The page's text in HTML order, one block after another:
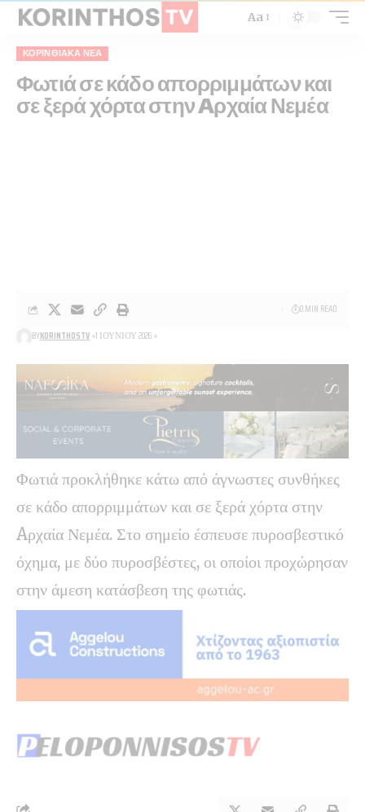
Aa
ΚΟΡΙΝΘΙΑΚΆ ΝΈΑ
Φωτιά σε κάδο απορριμμάτων και
σε ξερά χόρτα στην Aρχαία Νεμέα
BYKORINTHOSTV 1 ΙΟΥΝΊΟΥ 2026
0 MIN READ
Φωτιά προκλήθηκε κάτω από άγνωστες συνθήκες
σε κάδο απορριμμάτων και σε ξερά χόρτα στην
Aρχαία Νεμέα. Στο σημείο έσπευσε πυροσβεστικό
όχημα, με δύο πυροσβέστες, οι οποίοι προχώρησαν
στην άμεση κατάσβεση της φωτιάς.